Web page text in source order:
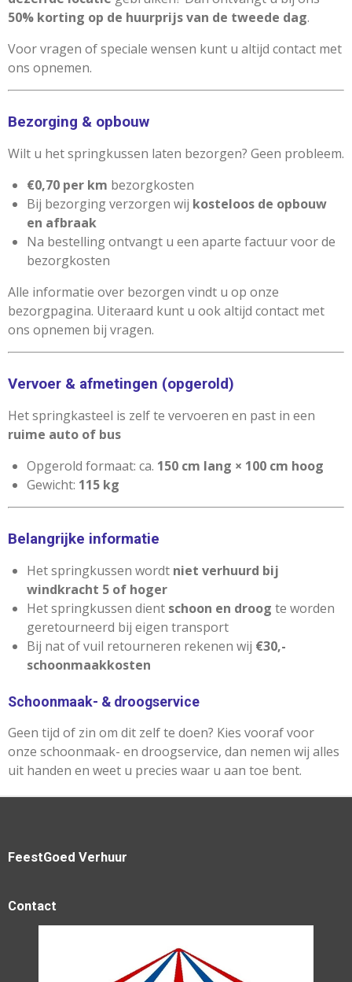
50% korting op de huurprijs van de tweede dag.
Voor vragen of speciale wensen kunt u altijd contact met
ons opnemen.
Bezorging & opbouw
Wilt u het springkussen laten bezorgen? Geen probleem.
€0,70 per km bezorgkosten
Bij bezorging verzorgen wij kosteloos de opbouw
en afbraak
Na bestelling ontvangt u een aparte factuur voor de
bezorgkosten
Alle informatie over bezorgen vindt u op onze
bezorgpagina. Uiteraard kunt u ook altijd contact met
ons opnemen bij vragen.
Vervoer & afmetingen (opgerold)
Het springkasteel is zelf te vervoeren en past in een
ruime auto of bus
Opgerold formaat: ca. 150 cm lang × 100 cm hoog
Gewicht: 115 kg
Belangrijke informatie
Het springkussen wordt niet verhuurd bij
windkracht 5 of hoger
Het springkussen dient schoon en droog te worden
geretourneerd bij eigen transport
Bij nat of vuil retourneren rekenen wij €30,-
schoonmaakkosten
Schoonmaak- & droogservice
Geen tijd of zin om dit zelf te doen? Kies vooraf voor
onze schoonmaak- en droogservice, dan nemen wij alles
uit handen en weet u precies waar u aan toe bent.
FeestGoed Verhuur
Contact